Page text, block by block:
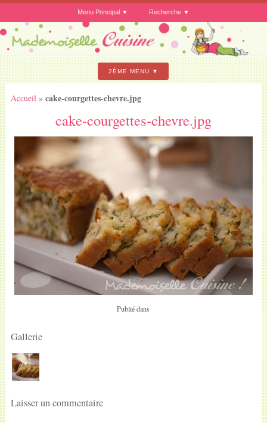
Menu Principal Recherche
2ÈME MENU
Accueil » cake-courgettes-chevre.jpg
cake-courgettes-chevre.jpg
Publié dans
Gallerie
Laisser un commentaire